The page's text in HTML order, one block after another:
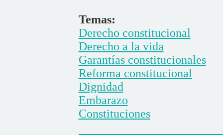
Temas:
Derecho constitucional
Derecho a la vida
Garantías constitucionales
Reforma constitucional
Dignidad
Embarazo
Constituciones